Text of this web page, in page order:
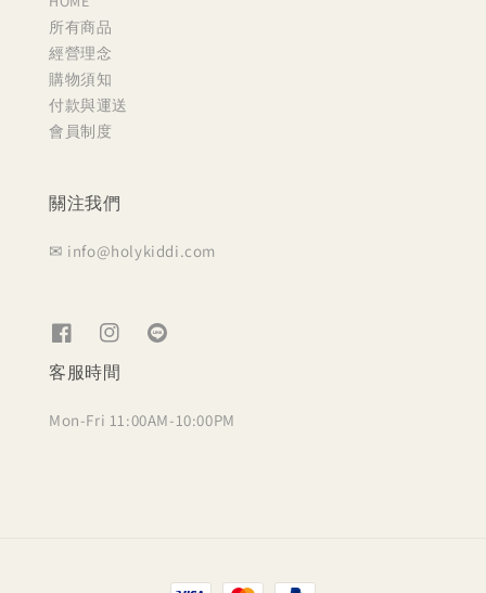
所有商品
經營理念
購物須知
付款與運送
會員制度
關注我們
✉ info@holykiddi.com
客服時間
Mon-Fri 11:00AM-10:00PM